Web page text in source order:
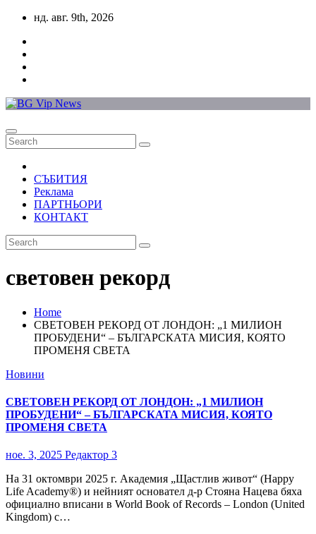
Skip
content
нд. авг. 9th, 2026
СЪБИТИЯ
Реклама
ПАРТНЬОРИ
КОНТАКТ
световен рекорд
Home
СВЕТОВЕН РЕКОРД ОТ ЛОНДОН: „1 МИЛИОН
ПРОБУДЕНИ“ – БЪЛГАРСКАТА МИСИЯ, КОЯТО
ПРОМЕНЯ СВЕТА
Новини
СВЕТОВЕН РЕКОРД ОТ ЛОНДОН: „1 МИЛИОН
ПРОБУДЕНИ“ – БЪЛГАРСКАТА МИСИЯ, КОЯТО
ПРОМЕНЯ СВЕТА
ное. 3, 2025 Редактор 3
На 31 октомври 2025 г. Академия „Щастлив живот“ (Happy
Life Academy®) и нейният основател д-р Стояна Нацева бяха
официално вписани в World Book of Records – London (United
Kingdom) с…